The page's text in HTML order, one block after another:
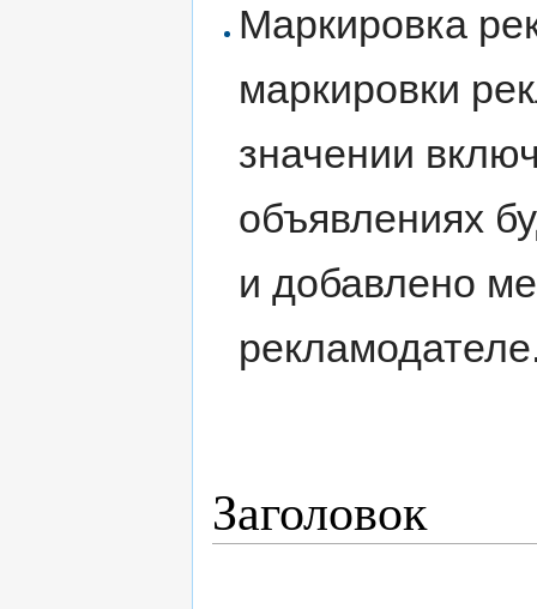
Маркировка
маркировки
значении
объявлениях
и добавлено
Заголовок